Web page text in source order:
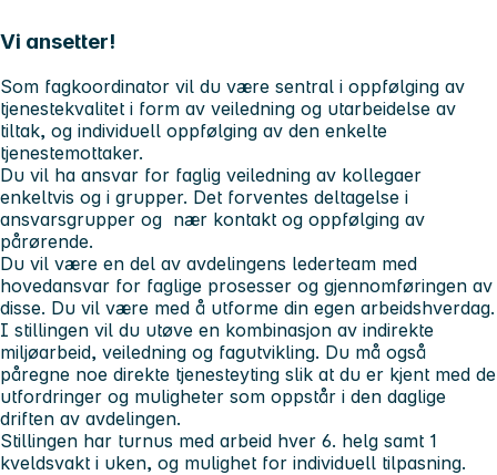
Vi ansetter!
Som fagkoordinator vil du være sentral i oppfølging av
tjenestekvalitet i form av veiledning og utarbeidelse av
tiltak, og individuell oppfølging av den enkelte
tjenestemottaker.
Du vil ha ansvar for faglig veiledning av kollegaer
enkeltvis og i grupper. Det forventes deltagelse i
ansvarsgrupper og nær kontakt og oppfølging av
pårørende.
Du vil være en del av avdelingens lederteam med
hovedansvar for faglige prosesser og gjennomføringen av
disse. Du vil være med å utforme din egen arbeidshverdag.
I stillingen vil du utøve en kombinasjon av indirekte
miljøarbeid, veiledning og fagutvikling. Du må også
påregne noe direkte tjenesteyting slik at du er kjent med de
utfordringer og muligheter som oppstår i den daglige
driften av avdelingen.
Stillingen har turnus med arbeid hver 6. helg samt 1
kveldsvakt i uken, og mulighet for individuell tilpasning.